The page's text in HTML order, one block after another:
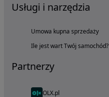
Usługi i narzędzia
Umowa kupna sprzedaży
Ile jest wart Twój samochód?
Partnerzy
OLX.pl